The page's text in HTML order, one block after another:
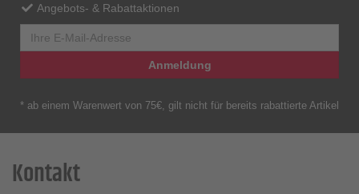
Angebots- & Rabattaktionen
Anmeldung
* ab einem Warenwert von 75€, gilt nicht für bereits rabattierte Artikel
Kontakt